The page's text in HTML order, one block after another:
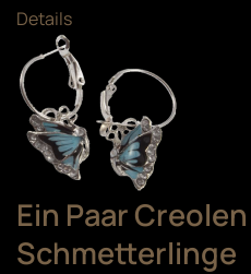
Details
Ein Paar
Schmetterlinge